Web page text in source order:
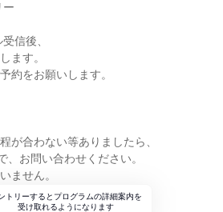
信後、
ます。
約をお願いします。
が合わない等ありましたら、
、お問い合わせください。
ません。
トリーするとプログラムの詳細案内を
受け取れるようになります